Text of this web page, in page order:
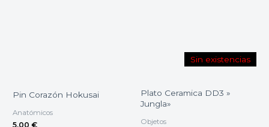
Pin Corazón Hokusai
Anatómicos
5,00 €
Sin existencias
Plato Ceramica DD3 »
Jungla»
Objetos